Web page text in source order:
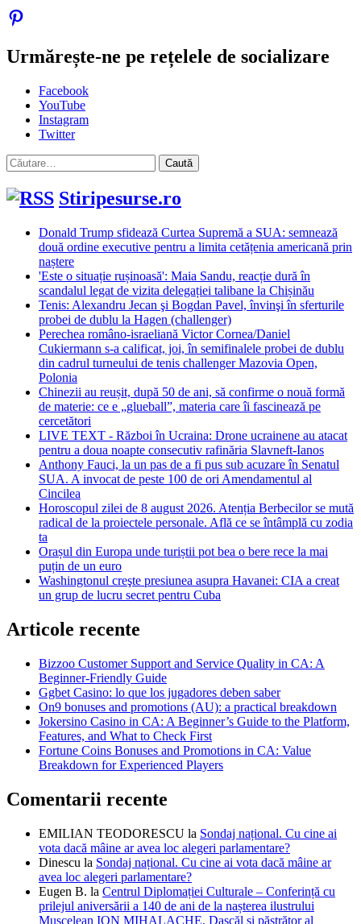
Urmărește-ne pe rețelele de socializare
Facebook
YouTube
Instagram
Twitter
Caută
după:
Stiripesurse.ro
Donald Trump sfidează Curtea Supremă a SUA: semnează
două ordine executive pentru a limita cetățenia americană prin
naștere
'Este o situație rușinoasă': Maia Sandu, reacție dură în
scandalul legat de vizita delegației talibane la Chișinău
Tenis: Alexandru Jecan şi Bogdan Pavel, învinşi în sferturile
probei de dublu la Hagen (challenger)
Perechea româno-israeliană Victor Cornea/Daniel
Cukiermann s-a calificat, joi, în semifinalele probei de dublu
din cadrul turneului de tenis challenger Mazovia Open,
Polonia
Chinezii au reușit, după 50 de ani, să confirme o nouă formă
de materie: ce e „glueball”, materia care îi fascinează pe
cercetători
LIVE TEXT - Război în Ucraina: Drone ucrainene au atacat
pentru a doua noapte consecutiv rafinăria Slavneft-Ianos
Anthony Fauci, la un pas de a fi pus sub acuzare în Senatul
SUA. A invocat de peste 100 de ori Amendamentul al
Cincilea
Horoscopul zilei de 8 august 2026. Atenția Berbecilor se mută
radical de la proiectele personale. Află ce se întâmplă cu zodia
ta
Orașul din Europa unde turiștii pot bea o bere rece la mai
puțin de un euro
Washingtonul creşte presiunea asupra Havanei: CIA a creat
un grup de lucru secret pentru Cuba
Articole recente
Bizzoo Customer Support and Service Quality in CA: A
Beginner-Friendly Guide
Ggbet Casino: lo que los jugadores deben saber
On9 bonuses and promotions (AU): a practical breakdown
Jokersino Casino in CA: A Beginner’s Guide to the Platform,
Features, and What to Check First
Fortune Coins Bonuses and Promotions in CA: Value
Breakdown for Experienced Players
Comentarii recente
EMILIAN TEODORESCU la Sondaj național. Cu cine ai
vota dacă mâine ar avea loc alegeri parlamentare?
Dinescu la Sondaj național. Cu cine ai vota dacă mâine ar
avea loc alegeri parlamentare?
Eugen B. la Centrul Diplomației Culturale – Conferință cu
prilejul aniversării a 140 de ani de la nașterea ilustrului
Muscelean ION MIHALACHE, Dascăl și păstrător al